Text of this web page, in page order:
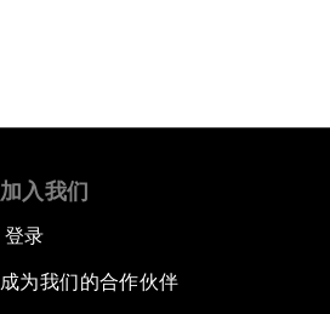
加入我们
登录
成为我们的合作伙伴